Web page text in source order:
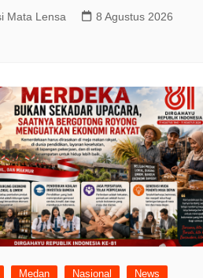
Mata Lensa
8 Agustus 2026
Medan Nasional News